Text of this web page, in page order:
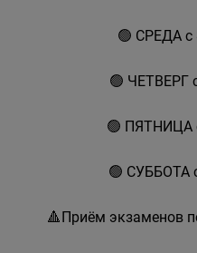
🟢 СРЕДА с
🟢 ЧЕТВЕРГ
🟢 ПЯТНИЦА
🟢 СУББОТА
🔺Приём экзаменов